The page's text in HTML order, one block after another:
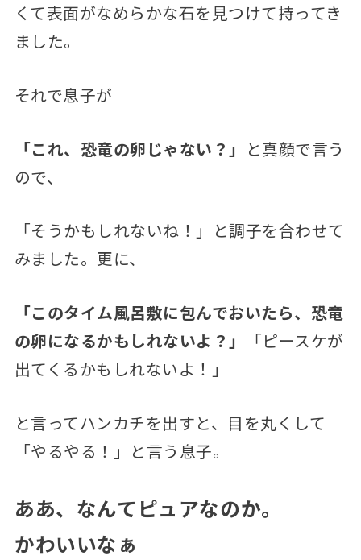
くて表面がなめらかな石を見つけて持ってき
ました。
それで息子が
「これ、恐竜の卵じゃない？」
と真顔で言う
ので、
「そうかもしれないね！」と調子を合わせて
みました。更に、
「このタイム風呂敷に包んでおいたら、恐竜
の卵になるかもしれないよ？」
「ピースケが
出てくるかもしれないよ！」
と言ってハンカチを出すと、目を丸くして
「やるやる！」と言う息子。
ああ、なんてピュアなのか。
かわいいなぁ